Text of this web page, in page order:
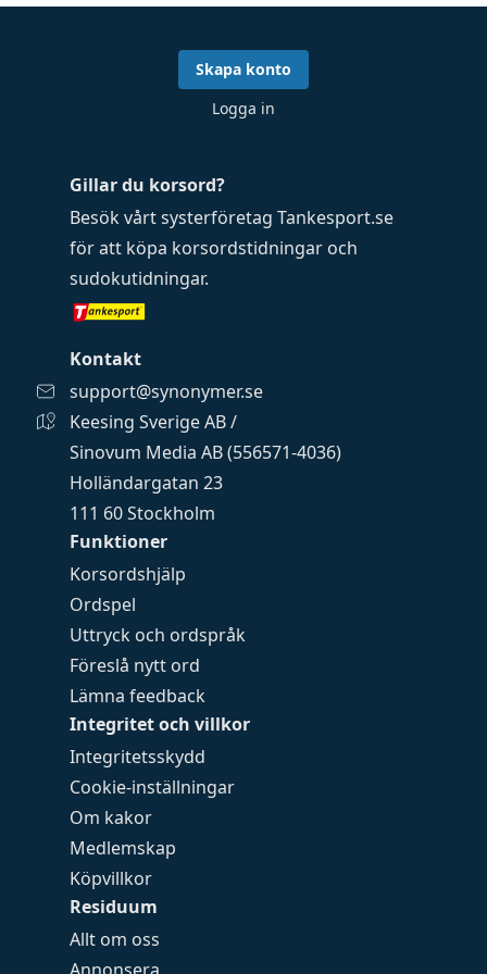
Funktioner
Korsordshjälp
Ordspel
Uttryck och ordspråk
Föreslå nytt ord
Lämna feedback
Integritet och villkor
Integritetsskydd
Cookie-inställningar
Om kakor
Medlemskap
Köpvillkor
Residuum
Allt om oss
Gillar du korsord?
Besök vårt systerföretag Tankesport.se
för att köpa korsordstidningar och
sudokutidningar.
Kontakt
support@synonymer.se
Keesing Sverige AB /
Sinovum Media AB (556571-4036)
Holländargatan 23
111 60 Stockholm
Skapa konto
Logga in